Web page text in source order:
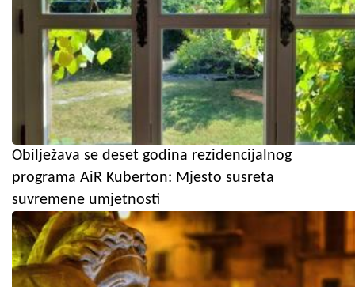
Obilježava se deset godina rezidencijalnog
programa AiR Kuberton: Mjesto susreta
suvremene umjetnosti